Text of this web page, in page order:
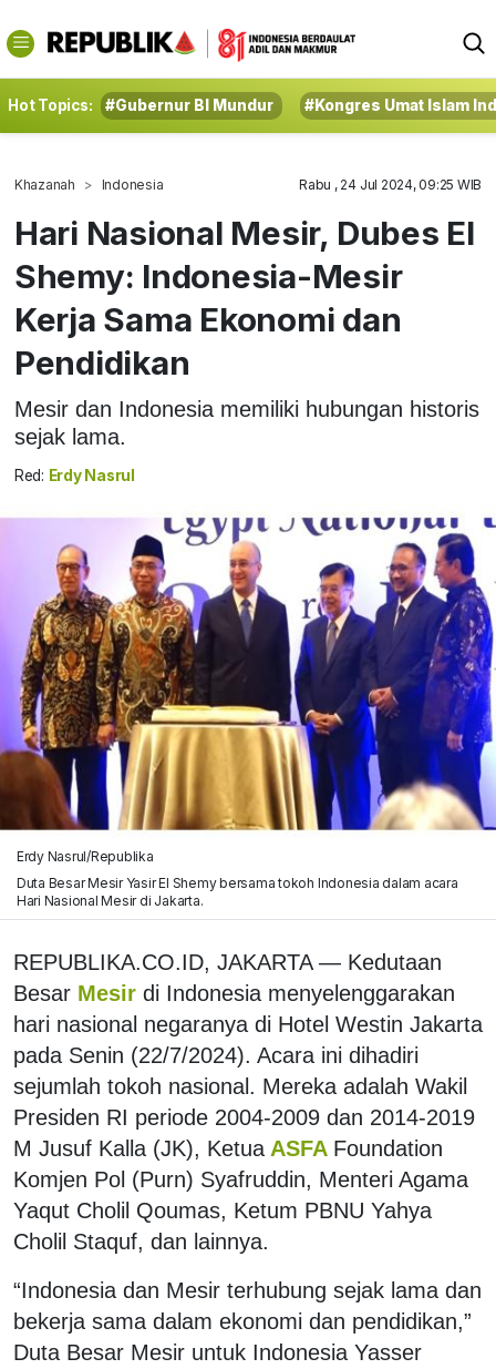
Hot Topics: #Gubernur BI Mundur #Kongres Umat Islam
Khazanah Indonesia Rabu , 24 Jul 2024, 09:25 WIB
Hari Nasional Mesir, Dubes El
Shemy: Indonesia-Mesir
Kerja Sama Ekonomi dan
Pendidikan
Mesir dan Indonesia memiliki hubungan historis
sejak lama.
Red: Erdy Nasrul
Erdy Nasrul/Republika
Duta Besar Mesir Yasir El Shemy bersama tokoh Indonesia dalam acara
Hari Nasional Mesir di Jakarta.
REPUBLIKA.CO.ID, JAKARTA — Kedutaan
Besar Mesir di Indonesia menyelenggarakan
hari nasional negaranya di Hotel Westin Jakarta
pada Senin (22/7/2024). Acara ini dihadiri
sejumlah tokoh nasional. Mereka adalah Wakil
Presiden RI periode 2004-2009 dan 2014-2019
M Jusuf Kalla (JK), Ketua ASFA Foundation
Komjen Pol (Purn) Syafruddin, Menteri Agama
Yaqut Cholil Qoumas, Ketum PBNU Yahya
Cholil Staquf, dan lainnya.
“Indonesia dan Mesir terhubung sejak lama dan
bekerja sama dalam ekonomi dan pendidikan,”
Duta Besar Mesir untuk Indonesia Yasser